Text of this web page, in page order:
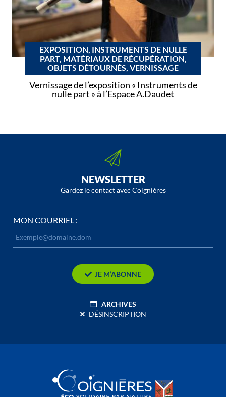
EXPOSITION, INSTRUMENTS DE NULLE
PART, MATÉRIAUX DE RÉCUPÉRATION,
OBJETS DÉTOURNÉS, VERNISSAGE
Vernissage de l’exposition « Instruments de
nulle part » à l’Espace A.Daudet
NEWSLETTER
Gardez le contact avec Coignières
MON COURRIEL :
JE M’ABONNE
ARCHIVES
DÉSINSCRIPTION